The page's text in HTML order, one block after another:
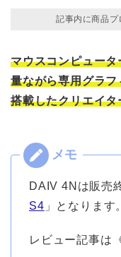
記事内に商品プ
マウスコンピュー
量ながら専用グラ
搭載したクリエイ
DAIV 4Nは販売
S4 」となります。
レビュー記事は